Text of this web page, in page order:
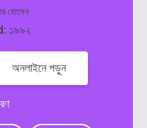
হোসেন
১৯৯২
অনলাইনে পড়ুন